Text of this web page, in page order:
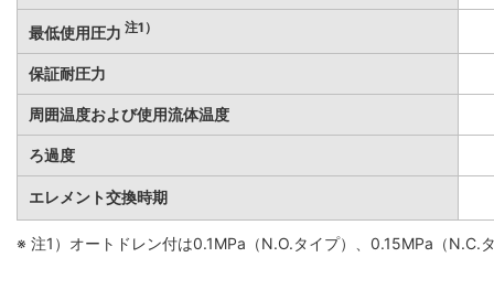
最低使用圧力 注1）
保証耐圧力
周囲温度および使用流体温度
ろ過度
エレメント交換時期
※ 注1）オートドレン付は0.1MPa（N.O.タイプ）、0.15MPa（N.C.